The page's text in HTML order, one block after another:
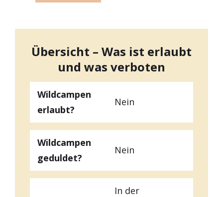
Übersicht – Was ist erlaubt
und was verboten
Wildcampen
erlaubt?
Nein
Wildcampen
geduldet?
Nein
In der